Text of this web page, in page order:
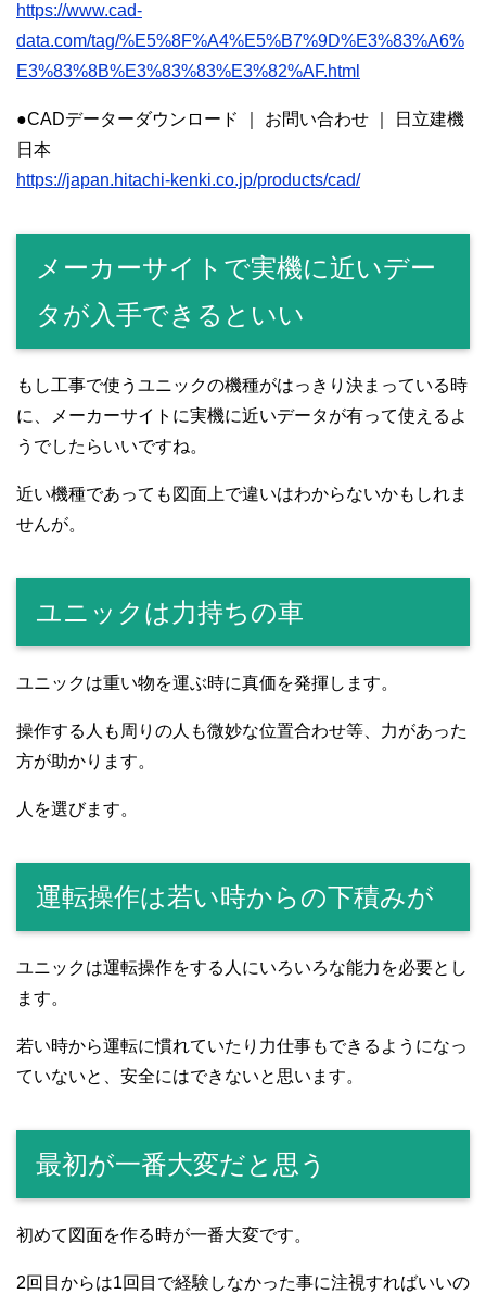
https://www.cad-
data.com/tag/%E5%8F%A4%E5%B7%9D%E3%83%A6%
E3%83%8B%E3%83%83%E3%82%AF.html
●CADデーターダウンロード ｜ お問い合わせ ｜ 日立建機
日本
https://japan.hitachi-kenki.co.jp/products/cad/
メーカーサイトで実機に近いデー
タが入手できるといい
もし工事で使うユニックの機種がはっきり決まっている時
に、メーカーサイトに実機に近いデータが有って使えるよ
うでしたらいいですね。
近い機種であっても図面上で違いはわからないかもしれま
せんが。
ユニックは力持ちの車
ユニックは重い物を運ぶ時に真価を発揮します。
操作する人も周りの人も微妙な位置合わせ等、力があった
方が助かります。
人を選びます。
運転操作は若い時からの下積みが
ユニックは運転操作をする人にいろいろな能力を必要とし
ます。
若い時から運転に慣れていたり力仕事もできるようになっ
ていないと、安全にはできないと思います。
最初が一番大変だと思う
初めて図面を作る時が一番大変です。
2回目からは1回目で経験しなかった事に注視すればいいの